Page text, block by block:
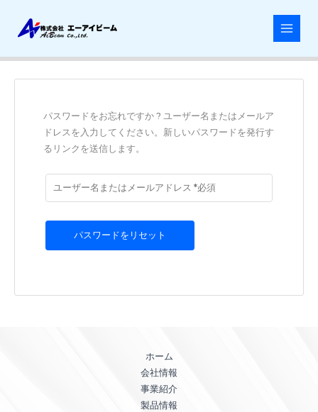
ス
パスワードをお忘れですか ? ユーザー名またはメールア
ドレスを入力してください。新しいパスワードを発行す
るリンクを送信します。
パスワードをリセット
ホーム
会社情報
事業紹介
製品情報